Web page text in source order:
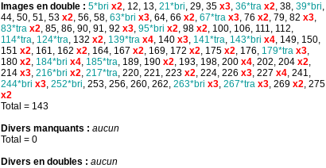
Images en double : 5*bri x2, 12, 13, 21*bri, 29, 35 x3, 36*tra x2, 38, 39*bri,
44, 50, 51, 53 x2, 56, 58, 63*bri x3, 64, 66 x2, 67*tra x3, 76 x2, 79, 82 x3,
83*tra x2, 85, 86, 90, 91, 92 x3, 95*bri x2, 98 x2, 100, 106, 111, 112,
114*tra, 124*tra, 132 x2, 139*tra x4, 140 x3, 141*tra, 143*bri x4, 149, 150,
151 x2, 161, 162 x2, 164, 167 x2, 169, 172 x2, 175 x2, 176, 179*tra x3,
180 x2, 184*bri x4, 185*tra, 189, 190 x2, 193, 198, 200 x4, 202, 204 x2,
214 x3, 216*bri x2, 217*tra, 220, 221, 223 x2, 224, 226 x3, 227 x4, 241,
244*bri x3, 252*bri, 253, 256, 260, 262, 263*bri x3, 267*tra x3, 269 x2, 275
x2
Total = 143
Divers manquants : aucun
Total = 0
Divers en doubles : aucun